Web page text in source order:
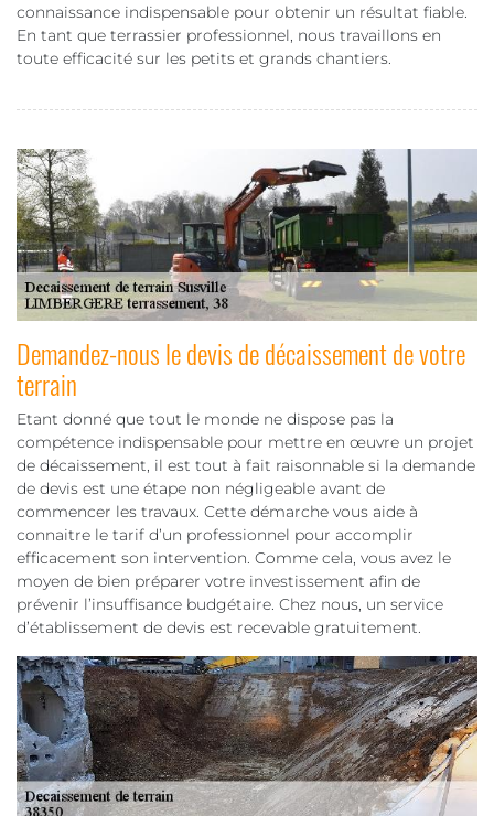
connaissance indispensable pour obtenir un résultat fiable.
En tant que terrassier professionnel, nous travaillons en
toute efficacité sur les petits et grands chantiers.
Demandez-nous le devis de décaissement de votre
terrain
Etant donné que tout le monde ne dispose pas la
compétence indispensable pour mettre en œuvre un projet
de décaissement, il est tout à fait raisonnable si la demande
de devis est une étape non négligeable avant de
commencer les travaux. Cette démarche vous aide à
connaitre le tarif d’un professionnel pour accomplir
efficacement son intervention. Comme cela, vous avez le
moyen de bien préparer votre investissement afin de
prévenir l’insuffisance budgétaire. Chez nous, un service
d’établissement de devis est recevable gratuitement.